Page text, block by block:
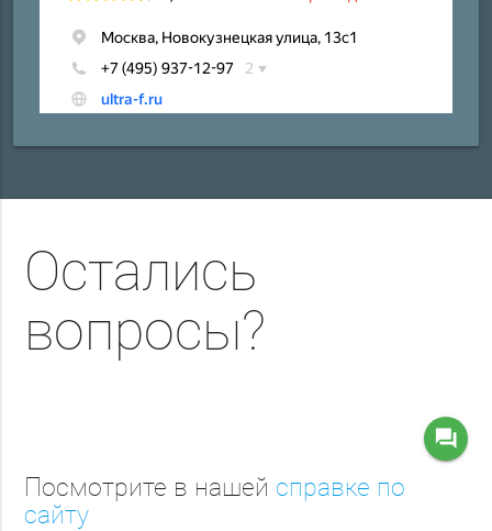
Остались
вопросы?
question_answer
Посмотрите в нашей справке по
сайту